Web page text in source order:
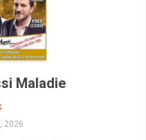
Maladie
2026